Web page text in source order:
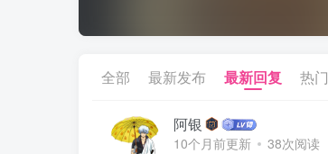
全部 最新发布 最新回复 热门
阿银
10个月前更新 38次阅读